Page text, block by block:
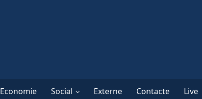
Economie Social Externe Contacte Live